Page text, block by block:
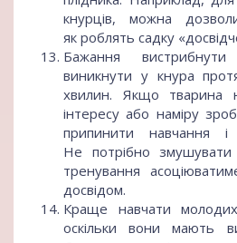
кнурців, можна
як роблять садку
Бажання
виникнути у кнура
хвилин. Якщо тварина
інтересу або наміру
припинити навчання і
Не потрібно
тренування
досвідом.
Краще навчати
оскільки вони мають